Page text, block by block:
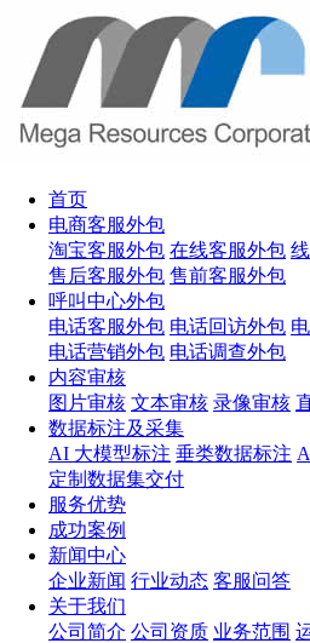
首页
电商客服外包
淘宝客服外包 在线客服外包
售后客服外包 售前客服外包
呼叫中心外包
电话客服外包 电话回访外包
电话营销外包 电话调查外包
内容审核
图片审核 文本审核 录像审核
数据标注及采集
AI 大模型标注 垂类数据标注
定制数据集交付
服务优势
成功案例
新闻中心
企业新闻 行业动态 客服问答
关于我们
公司简介 公司资质 业务范围